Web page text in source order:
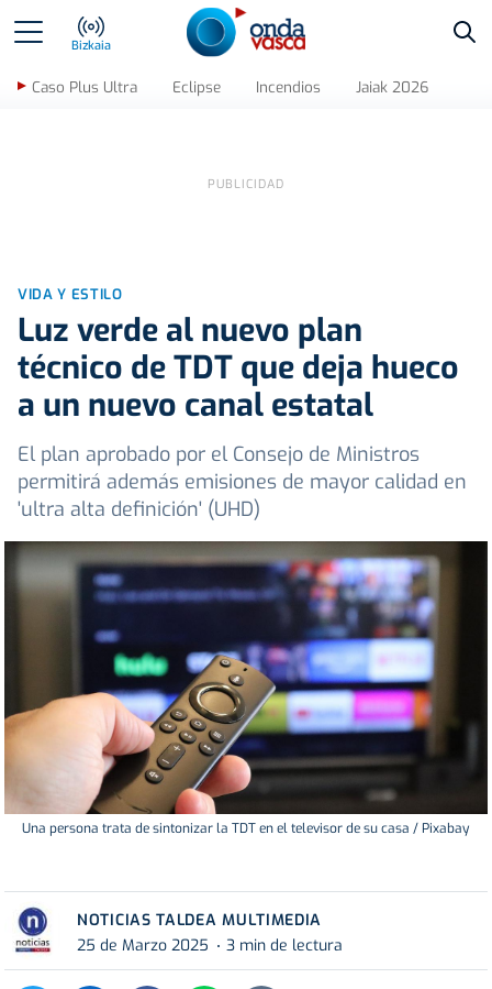
Bizkaia
Caso Plus Ultra Eclipse Incendios Jaiak 2026
VIDA Y ESTILO
Luz verde al nuevo plan
técnico de TDT que deja hueco
a un nuevo canal estatal
El plan aprobado por el Consejo de Ministros
permitirá además emisiones de mayor calidad en
'ultra alta definición' (UHD)
Una persona trata de sintonizar la TDT en el televisor de su casa / Pixabay
NOTICIAS TALDEA MULTIMEDIA
25 de Marzo 2025
3 min de lectura